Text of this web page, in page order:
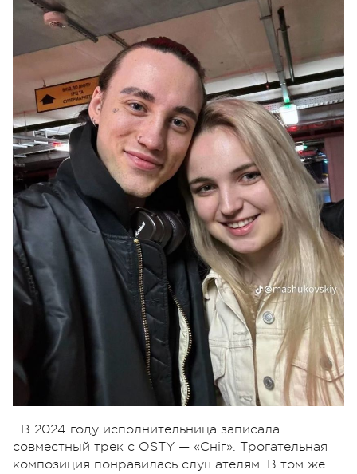
В 2024 году исполнительница записала
совместный трек с OSTY — «Сніг». Трогательная
композиция понравилась слушателям. В том же